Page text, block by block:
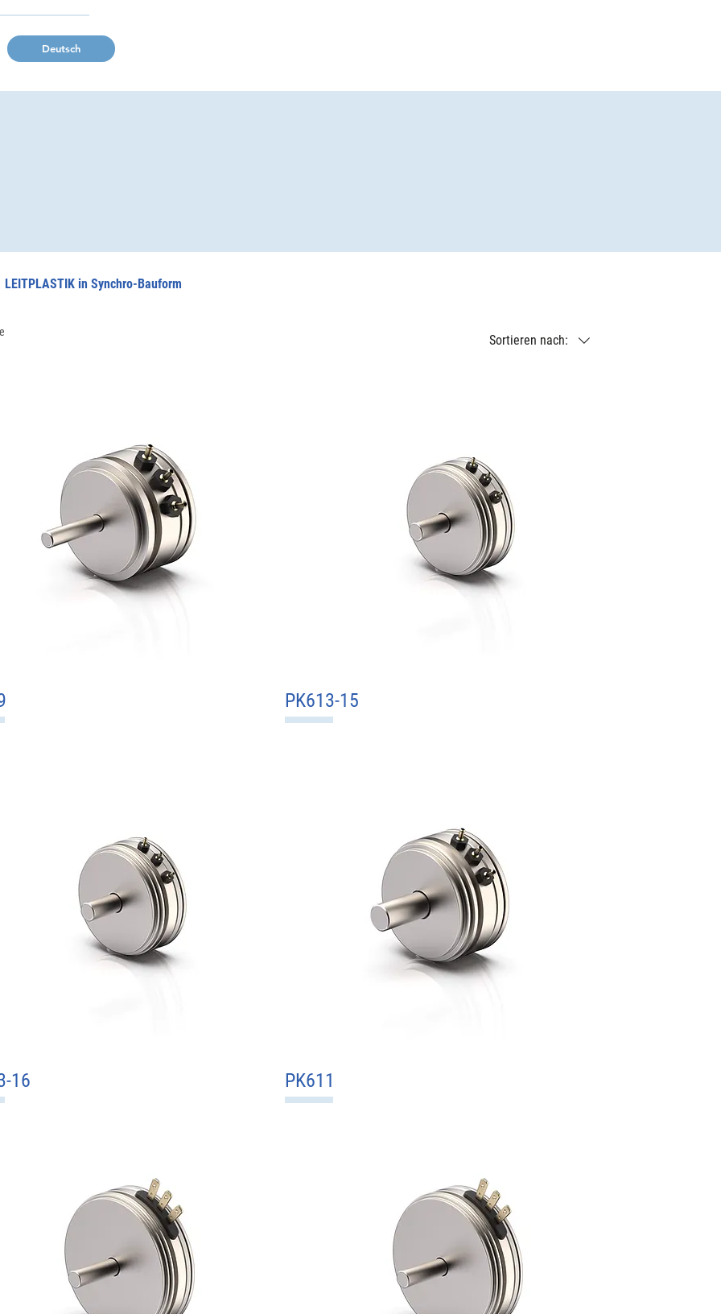
Deutsch
LEITPLASTIK in Synchro-Bauform
Sortieren nach:
PK613-15
16 PK611